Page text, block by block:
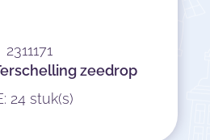
2311171
zeedrop
24 stuk(s)